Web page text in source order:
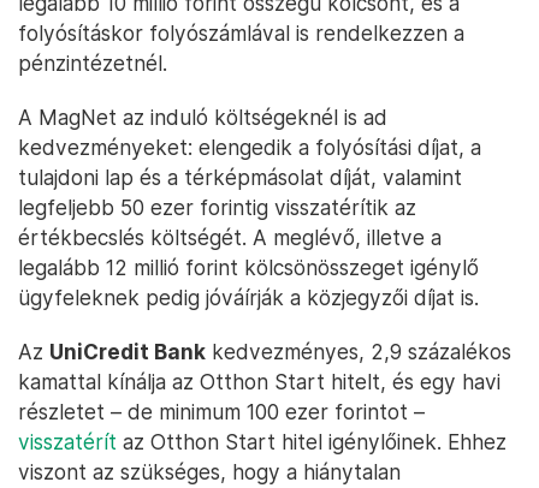
folyósításkor folyószámlával is rendelkezzen a
pénzintézetnél.
A MagNet az induló költségeknél is ad
kedvezményeket: elengedik a folyósítási díjat, a
tulajdoni lap és a térképmásolat díját, valamint
legfeljebb 50 ezer forintig visszatérítik az
értékbecslés költségét. A meglévő, illetve a
legalább 12 millió forint kölcsönösszeget igénylő
ügyfeleknek pedig jóváírják a közjegyzői díjat is.
Az UniCredit Bank kedvezményes, 2,9 százalékos
kamattal kínálja az Otthon Start hitelt, és egy havi
részletet – de minimum 100 ezer forintot –
visszatérít az Otthon Start hitel igénylőinek. Ehhez
viszont az szükséges, hogy a hiánytalan